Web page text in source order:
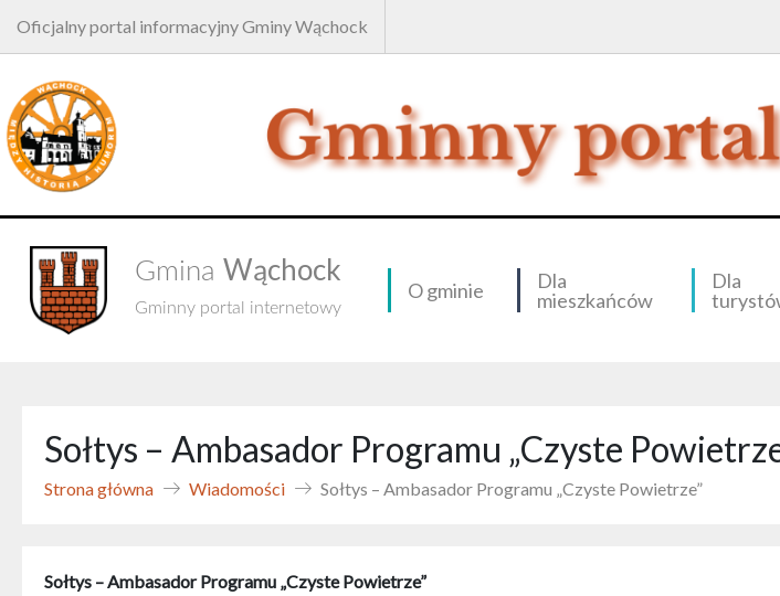
Oficjalny portal informacyjny Gminy Wąchock
Gmina Wąchock
Gminny portal internetowy
O gminie
Dla
mieszkańców
Dla
Sołtys – Ambasador Programu „Czyste
Strona główna Wiadomości Sołtys – Ambasador Programu „Czyste Powietrze”
Sołtys – Ambasador Programu „Czyste Powietrze”